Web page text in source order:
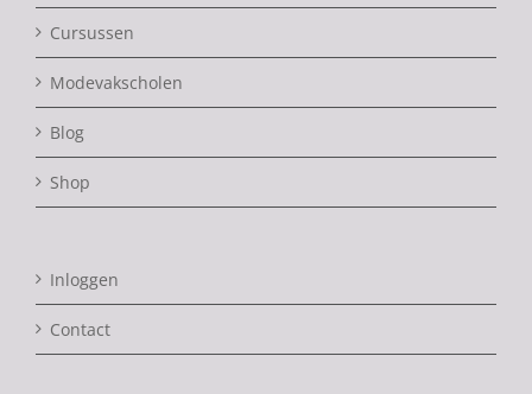
Cursussen
Modevakscholen
Blog
Shop
Inloggen
Contact